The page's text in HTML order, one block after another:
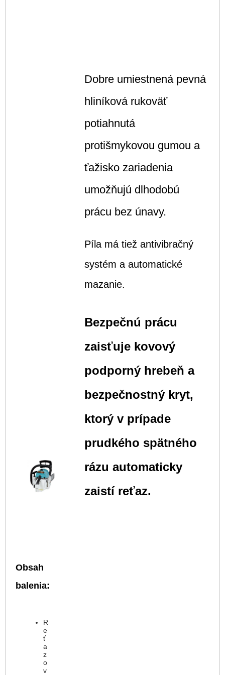
Dobre umiestnená pevná
hliníková rukoväť
potiahnutá
protišmykovou gumou a
ťažisko zariadenia
umožňujú dlhodobú
prácu bez únavy.
Píla má tiež antivibračný
systém a automatické
mazanie.
Bezpečnú prácu
zaisťuje kovový
podporný hrebeň a
bezpečnostný kryt,
ktorý v prípade
prudkého spätného
rázu automaticky
zaistí reťaz.
Obsah
balenia:
R
e
ť
a
z
o
v